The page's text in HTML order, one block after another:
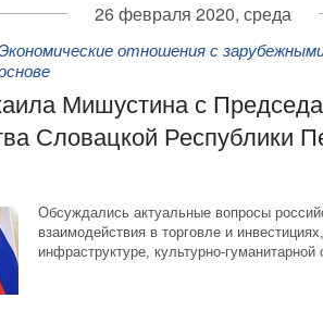
26 февраля 2020, среда
отношения с
Мишустина с
Словацкой Республики
Обсуждались актуальные вопросы
взаимодействия в торговле и
инфраструктуре, культурно-